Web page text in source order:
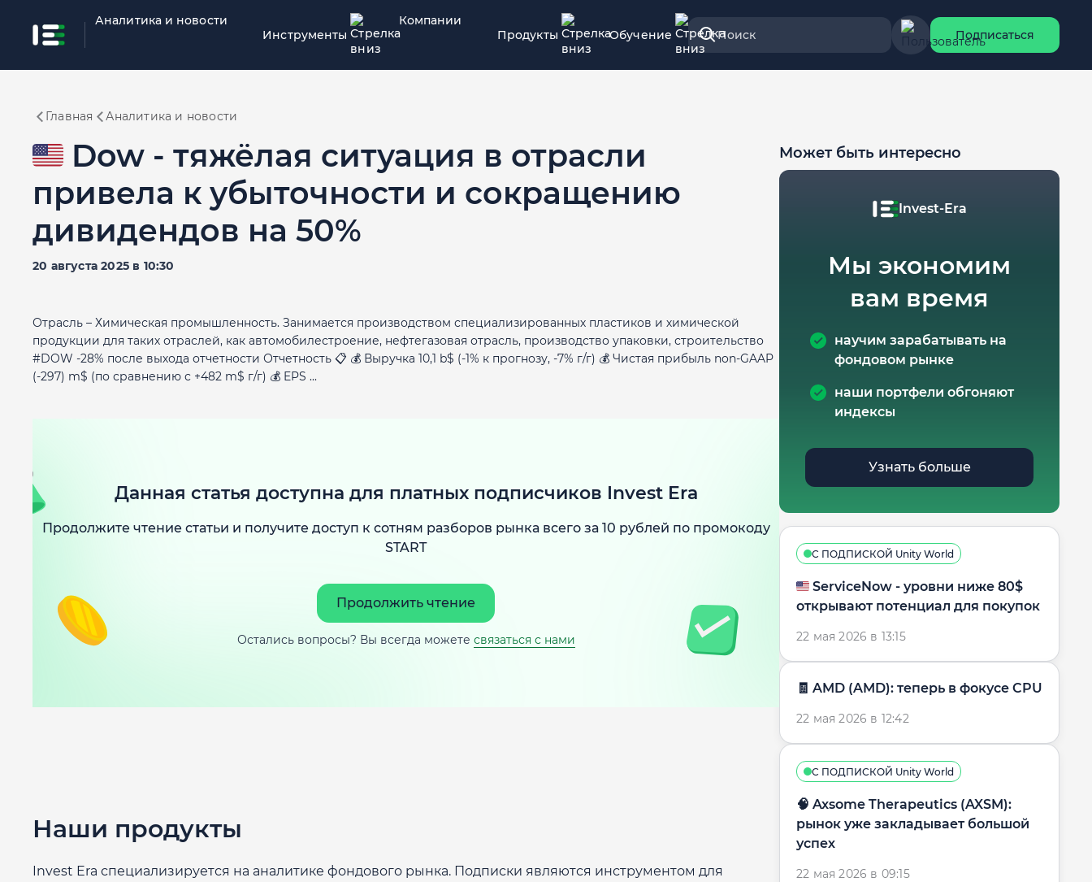
Аналитика и новости
Инструменты
Компании
Продукты
Обучение Поиск Подписаться
Главная Аналитика и новости
🇺🇸 Dow - тяжёлая ситуация в отрасли
привела к убыточности и сокращению
дивидендов на 50%
20 августа 2025 в 10:30
Отрасль – Химическая промышленность. Занимается производством специализированных пластиков и химической
продукции для таких отраслей, как автомобилестроение, нефтегазовая отрасль, производство упаковки, строительство
#DOW -28% после выхода отчетности Отчетность 📋 💰 Выручка 10,1 b$ (-1% к прогнозу, -7% г/г) 💰 Чистая прибыль non-GAAP
(-297) m$ (по сравнению с +482 m$ г/г) 💰 EPS ...
Данная статья доступна для платных подписчиков Invest Era
Продолжите чтение статьи и получите доступ к сотням разборов рынка всего за 10 рублей по промокоду
START
Продолжить чтение
Остались вопросы? Вы всегда можете связаться с нами
Наши продукты
Invest Era специализируется на аналитике фондового рынка. Подписки являются инструментом для
Может быть интересно
Invest-Era
Мы экономим
вам время
научим зарабатывать на
фондовом рынке
наши портфели обгоняют
индексы
Узнать больше
С ПОДПИСКОЙ Unity World
🇺🇸 ServiceNow - уровни ниже 80$
открывают потенциал для покупок
22 мая 2026 в 13:15
🧾 AMD (AMD): теперь в фокусе CPU
22 мая 2026 в 12:42
С ПОДПИСКОЙ Unity World
🧠 Axsome Therapeutics (AXSM):
рынок уже закладывает большой
успех
22 мая 2026 в 09:15